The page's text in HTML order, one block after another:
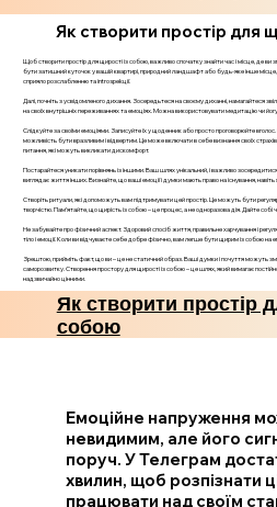
Як створити простір для
Щоб створити простір для щирості із собою, важливо спочатку знайти час і місце, де
бути затишний куточок у вашій квартирі, природний ландшафт або будь-яке інше
сприяло розслабленню та introspekції.
Далі, почніть з усвідомленого дихання. Зосередьтеся на своєму диханні, намагайтеся
на своїх внутрішніх переживаннях та емоціях. Можна використовувати медитацію чи
Слідкуйте за своїми емоціями. Записуйте їх у щоденник або просто проговорюйте
можливість бути вразливим і відвертим. Це може включати в себе визнання своїх
питання, які можуть викликати дискомфорт.
Постарайтеся уникати порівнянь із іншими. Ваш шлях унікальний, і важливо
виглядає життя інших. Визнайте, що ваші емоції і думки мають право на існування,
Створіть ритуали, які допоможуть вам підтримувати цей простір. Це можуть бути
творчістю. Пам’ятайте, що щирість із собою – це процес, а не одноразова дія. Дайте собі
Не забувайте про фізичний аспект. Здоровий спосіб життя, правильне харчування і
тіло і емоції. Коли ви відчуваєте себе добре фізично, вам легше бути щирим із собою на
Зрештою, прийміть факт, що ви – це не статичний образ. Ваші думки і почуття можуть
саморозвитку. Створення простору для щирості із собою – це шлях, який вимагає
надзвичайно цінними.
Як створити простір
собою
Емоційне напруження
невидимим, але його
поруч. У Телеграм
хвилин, щоб розпізнати
працювати над своїм